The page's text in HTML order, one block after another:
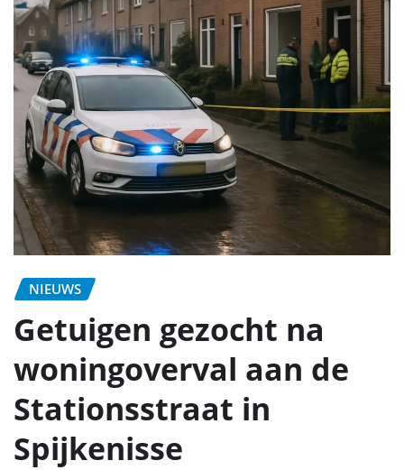
NIEUWS
Getuigen gezocht na
woningoverval aan de
Stationsstraat in
Spijkenisse